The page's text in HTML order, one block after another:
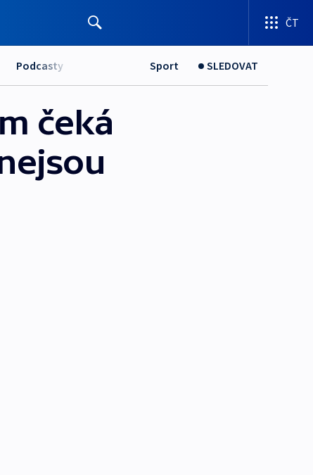
ČT
Podcasty Sport SLEDOVAT
čeká